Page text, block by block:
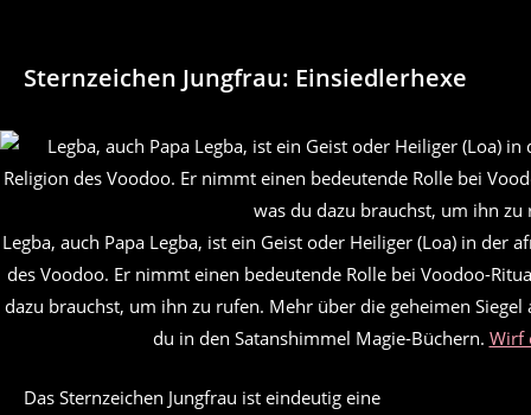
Optionen
können
Produktseite
gewählt
werden
Sternzeichen Jungfrau: Einsiedlerhexe
Legba, auch Papa Legba, ist ein Geist oder Heiliger (Loa) in der
des Voodoo. Er nimmt einen bedeutende Rolle bei Voodoo-
dazu brauchst, um ihn zu rufen. Mehr über die geheimen
du in den Satanshimmel Magie-Büchern. Wirf
Das Sternzeichen Jungfrau ist eindeutig eine